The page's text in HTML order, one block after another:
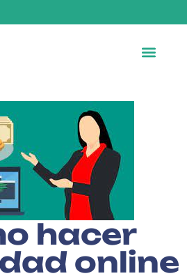
hacer
online